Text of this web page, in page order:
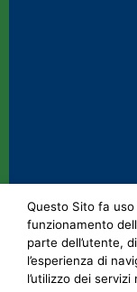
Questo Sito fa
funzionamento
parte dell’utente,
l’esperienza di
l’utilizzo dei